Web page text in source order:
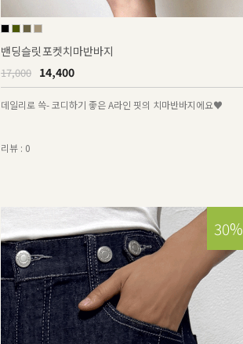
밴딩슬릿포켓치마반바지
17,000 14,400
데일리로 쓱- 코디하기 좋은 A라인 핏의 치마반바지에요♥
리뷰 : 0
30%